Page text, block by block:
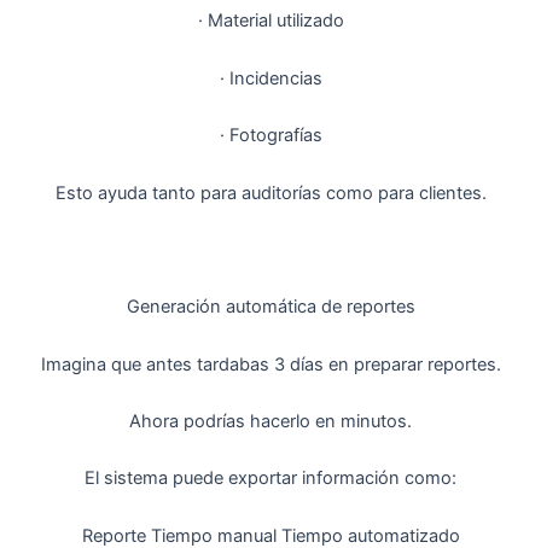
· Material utilizado
· Incidencias
· Fotografías
Esto ayuda tanto para auditorías como para clientes.
Generación automática de reportes
Imagina que antes tardabas 3 días en preparar reportes.
Ahora podrías hacerlo en minutos.
El sistema puede exportar información como:
Reporte Tiempo manual Tiempo automatizado